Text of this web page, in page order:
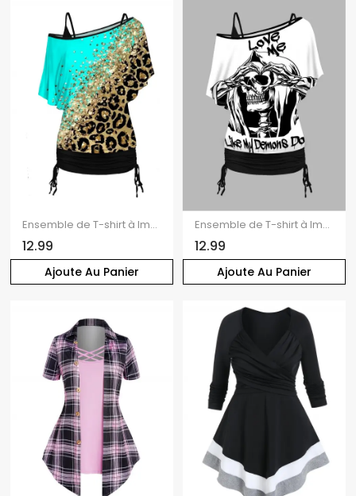
Ajoute Au Panier
Ensemble de T-shirt à Imprimé Léopard à Epaule Dénudée à Volants et de Camisole Plissée à Bretelle Fine
12.99
Ajoute Au Panier
Ensemble de T-shirt à Imprimé Crâne et Slogan à Epaule Oblique et de Débardeur Ruché à Volants
12.99